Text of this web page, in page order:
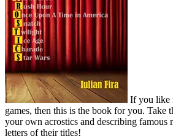
If you like
games, then this is the book for you. Take
your own acrostics and describing famous
letters of their titles!